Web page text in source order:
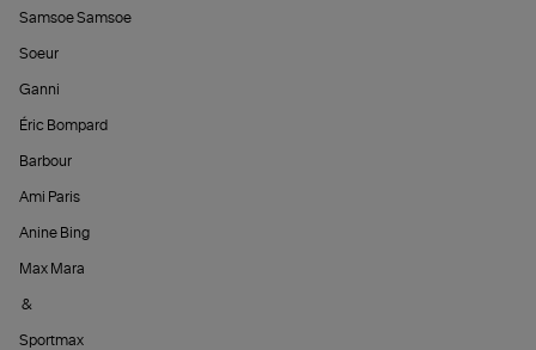
Samsoe Samsoe
Soeur
Ganni
Éric Bompard
Barbour
Ami Paris
Anine Bing
Max Mara
&
Sportmax